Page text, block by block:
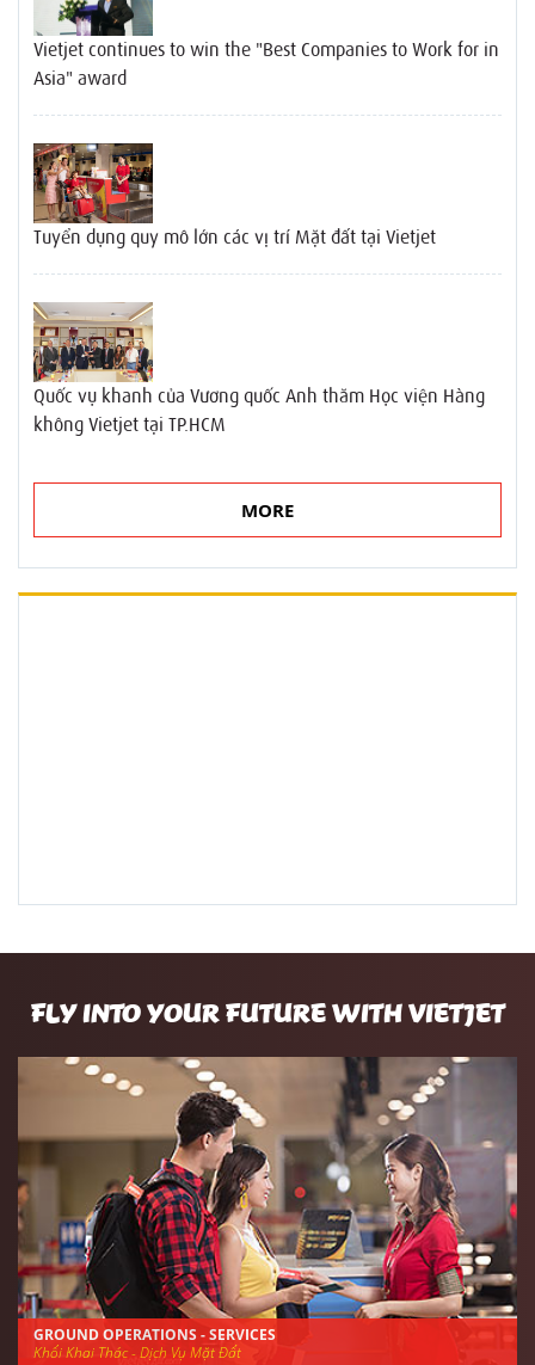
Vietjet continues to win the "Best Companies to Work for in
Asia" award
Tuyển dụng quy mô lớn các vị trí Mặt đất tại Vietjet
Quốc vụ khanh của Vương quốc Anh thăm Học viện Hàng
không Vietjet tại TP.HCM
MORE
FLY INTO YOUR FUTURE WITH VIETJET
GROUND OPERATIONS - SERVICES
Khối Khai Thác - Dịch Vụ Mặt Đất